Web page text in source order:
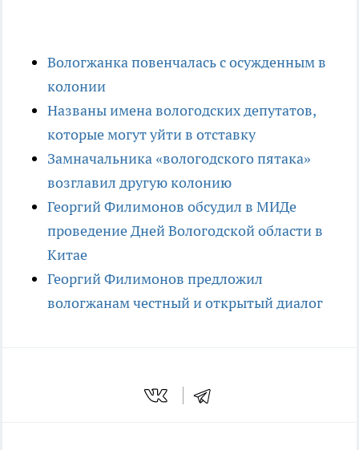
Вологжанка повенчалась с осужденным в
колонии
Названы имена вологодских депутатов,
которые могут уйти в отставку
Замначальника «вологодского пятака»
возглавил другую колонию
Георгий Филимонов обсудил в МИДе
проведение Дней Вологодской области в
Китае
Георгий Филимонов предложил
вологжанам честный и открытый диалог